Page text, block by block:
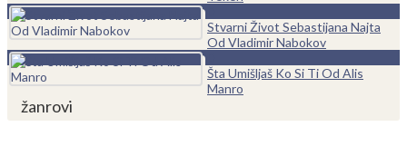
Stvarni Život Sebastijana Najta
Od Vladimir Nabokov
Šta Umišljaš Ko Si Ti Od Alis
Manro
žanrovi